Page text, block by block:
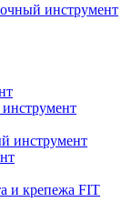
инструмент
инструмент
и крепежа FIT